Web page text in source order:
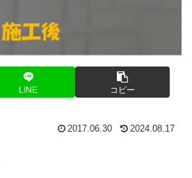
LINE コピー
2017.06.30 2024.08.17